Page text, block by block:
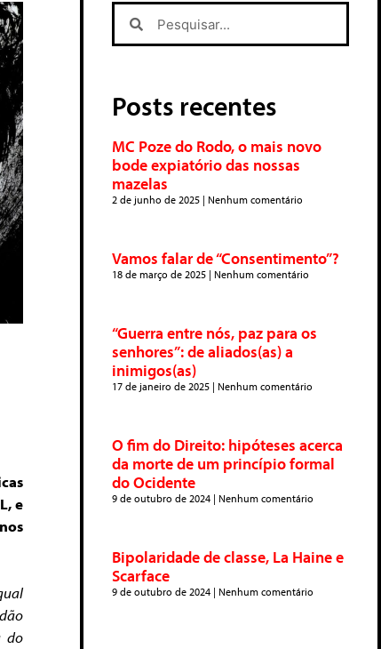
e
do
Posts recentes
MC Poze do Rodo, o mais novo
bode expiatório das nossas
mazelas
2 de junho de 2025 Nenhum comentário
Vamos falar de “Consentimento”?
18 de março de 2025 Nenhum comentário
“Guerra entre nós, paz para os
senhores”: de aliados(as) a
inimigos(as)
17 de janeiro de 2025 Nenhum comentário
O fim do Direito: hipóteses acerca
da morte de um princípio formal
do Ocidente
9 de outubro de 2024 Nenhum comentário
Bipolaridade de classe, La Haine e
Scarface
9 de outubro de 2024 Nenhum comentário